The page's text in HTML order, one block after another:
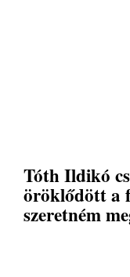
Tóth Ildikó
öröklődött a
szeretném